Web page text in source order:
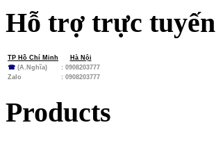
Hỗ trợ trực tuyến
TP Hồ Chí Minh
Hà Nội
☎ (A.Nghĩa)
: 0908203777
Zalo
: 0908203777
Products